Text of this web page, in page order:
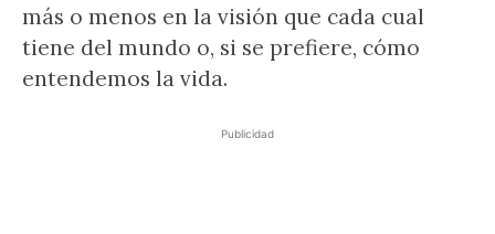
más o menos en la visión que cada cual
tiene del mundo o, si se prefiere, cómo
entendemos la vida.
Publicidad